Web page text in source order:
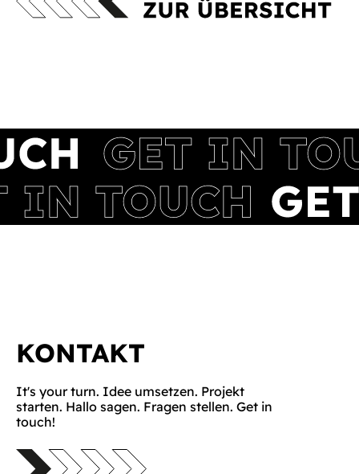
KONTAKT
It's your turn. Idee umsetzen. Projekt
starten. Hallo sagen. Fragen stellen. Get in
touch!